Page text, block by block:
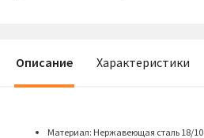
Описание Характеристики
Материал: Нержавеющая сталь 18/10